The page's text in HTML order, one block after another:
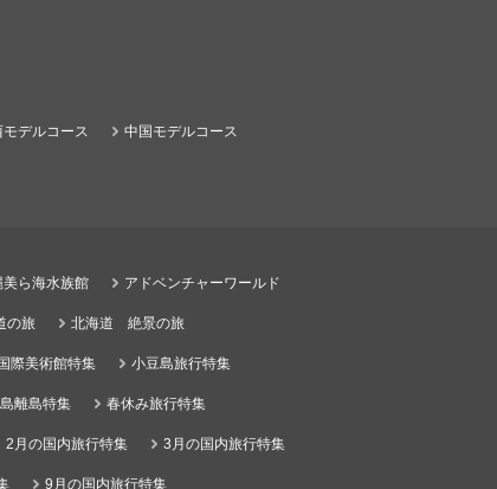
デルコース 中国モデルコース
美ら海水族館 アドベンチャーワールド
の旅 北海道 絶景の旅
際美術館特集 小豆島旅行特集
離島特集 春休み旅行特集
2月の国内旅行特集 3月の国内旅行特集
9月の国内旅行特集